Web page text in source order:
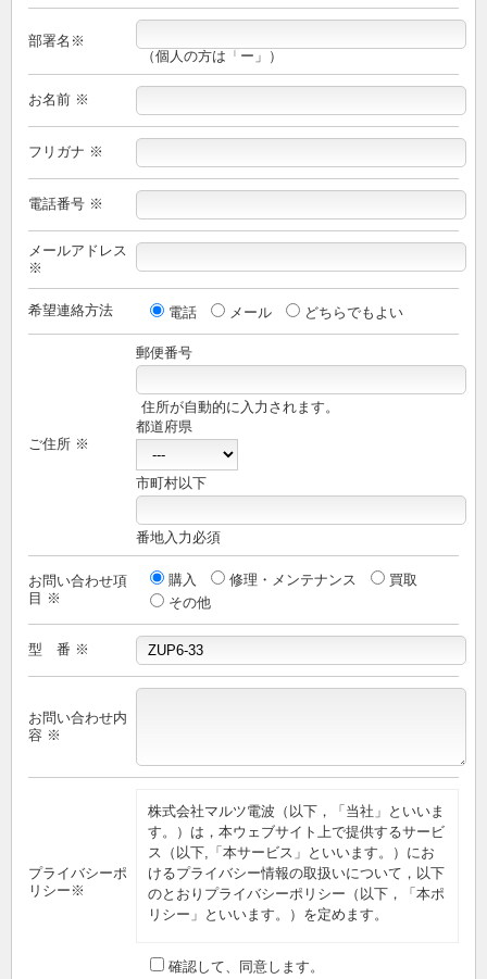
部署名※
（個人の方は「ー」）
お名前 ※
フリガナ ※
電話番号 ※
メールアドレス
※
希望連絡方法 電話 メール どちらでもよい
ご住所 ※
郵便番号
住所が自動的に入力されます。
都道府県
市町村以下
番地入力必須
お問い合わせ項
目 ※
購入 修理・メンテナンス
買取
その他
型 番 ※
お問い合わせ内
容 ※
プライバシーポ
リシー※
株式会社マルツ電波（以下，「当社」といいま
す。）は，本ウェブサイト上で提供するサービ
ス（以下,「本サービス」といいます。）にお
けるプライバシー情報の取扱いについて，以下
のとおりプライバシーポリシー（以下，「本ポ
リシー」といいます。）を定めます。
第1条（プライバシー情報）
確認して、同意します。